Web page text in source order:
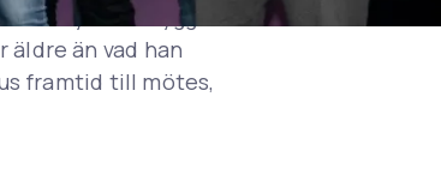
har lyckats bygga
än vad han
framtid till mötes,